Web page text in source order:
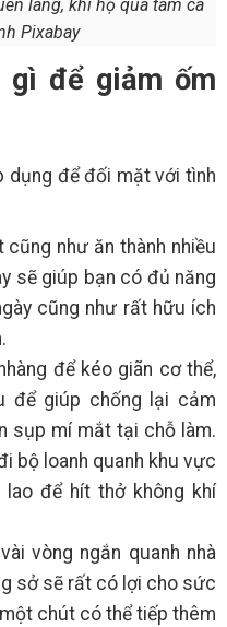
lãng, khi họ qua tam cá
Pixabay
gì để giảm ốm
dụng để đối mặt với tình
như ăn thành nhiều
sẽ giúp bạn có đủ năng
cũng như rất hữu ích
để kéo giãn cơ thể,
để giúp chống lại cảm
sụp mí mắt tại chỗ làm.
bộ loanh quanh khu vực
lao để hít thở không khí
vòng ngắn quanh nhà
sở sẽ rất có lợi cho sức
chút có thể tiếp thêm